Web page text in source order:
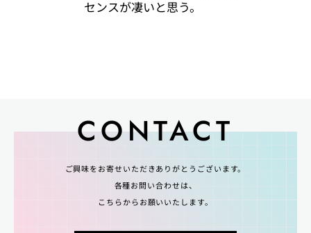
センスが凄いと思う。
CONTACT
ご興味をお寄せいただきありがとうございます。
各種お問い合わせは、
こちらからお願いいたします。